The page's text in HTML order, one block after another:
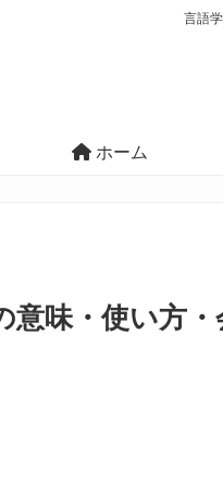
言語
ホーム
意味・使い方